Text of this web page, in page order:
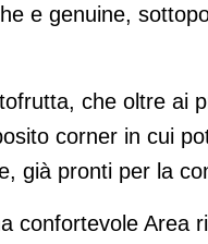
e genuine,
che oltre ai
corner in cui
già pronti per la
confortevole